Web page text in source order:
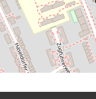
Verwendung von
personalisierter
Messung der
Messung der
Analyse von